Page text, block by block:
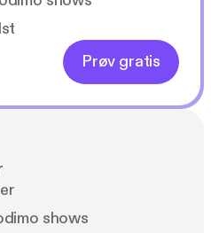
Prøv gratis
shows